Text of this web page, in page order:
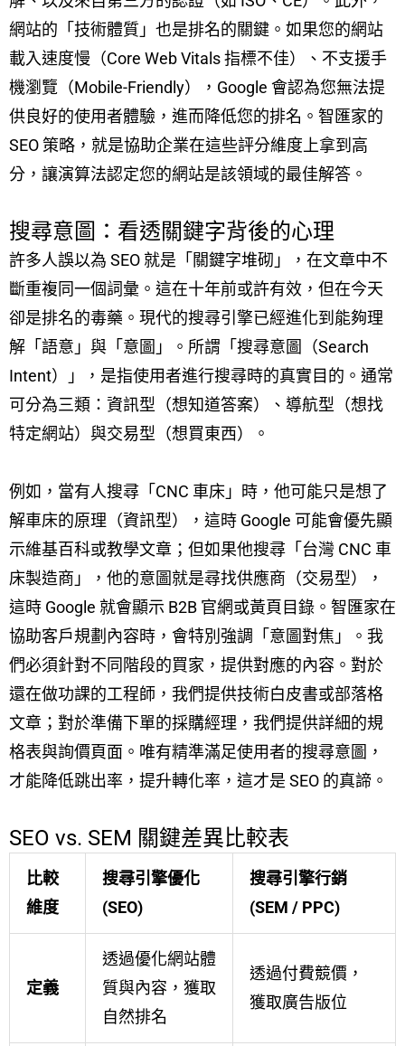
網站的「技術體質」也是排名的關鍵。如果您的網站
載入速度慢（Core Web Vitals 指標不佳）、不支援手
機瀏覽（Mobile-Friendly），Google 會認為您無法提
供良好的使用者體驗，進而降低您的排名。智匯家的
SEO 策略，就是協助企業在這些評分維度上拿到高
分，讓演算法認定您的網站是該領域的最佳解答。
搜尋意圖：看透關鍵字背後的心理
許多人誤以為 SEO 就是「關鍵字堆砌」，在文章中不
斷重複同一個詞彙。這在十年前或許有效，但在今天
卻是排名的毒藥。現代的搜尋引擎已經進化到能夠理
解「語意」與「意圖」。所謂「搜尋意圖（Search
Intent）」，是指使用者進行搜尋時的真實目的。通常
可分為三類：資訊型（想知道答案）、導航型（想找
特定網站）與交易型（想買東西）。
例如，當有人搜尋「CNC 車床」時，他可能只是想了
解車床的原理（資訊型），這時 Google 可能會優先顯
示維基百科或教學文章；但如果他搜尋「台灣 CNC 車
床製造商」，他的意圖就是尋找供應商（交易型），
這時 Google 就會顯示 B2B 官網或黃頁目錄。智匯家在
協助客戶規劃內容時，會特別強調「意圖對焦」。我
們必須針對不同階段的買家，提供對應的內容。對於
還在做功課的工程師，我們提供技術白皮書或部落格
文章；對於準備下單的採購經理，我們提供詳細的規
格表與詢價頁面。唯有精準滿足使用者的搜尋意圖，
才能降低跳出率，提升轉化率，這才是 SEO 的真諦。
SEO vs. SEM 關鍵差異比較表
比較
維度
搜尋引擎優化
(SEO)
搜尋引擎行銷
(SEM / PPC)
定義
透過優化網站體
質與內容，獲取
自然排名
透過付費競價，
獲取廣告版位